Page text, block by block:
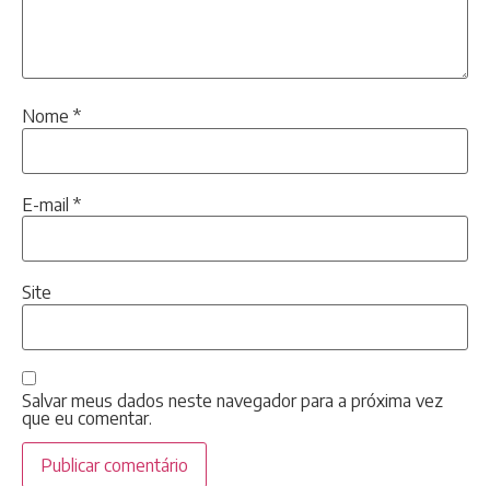
Nome *
E-mail *
Site
Salvar meus dados neste navegador para a próxima vez
que eu comentar.